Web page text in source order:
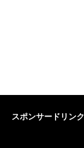
スポンサードリンク